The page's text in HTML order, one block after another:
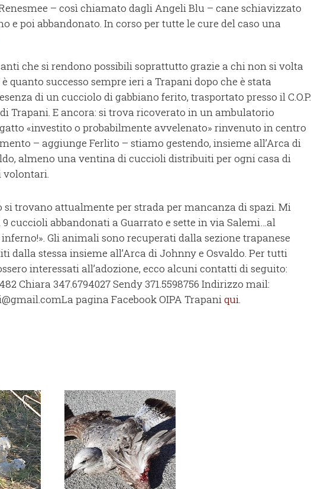
– così chiamato dagli Angeli Blu – cane schiavizzato
e poi abbandonato. In corso per tutte le cure del caso una
che si rendono possibili soprattutto grazie a chi non si volta
quanto successo sempre ieri a Trapani dopo che è stata
di un cucciolo di gabbiano ferito, trasportato presso il C.O.P.
Trapani. E ancora: si trova ricoverato in un ambulatorio
«investito o probabilmente avvelenato» rinvenuto in centro
– aggiunge Ferlito – stiamo gestendo, insieme all’Arca di
almeno una ventina di cuccioli distribuiti per ogni casa di
volontari.
trovano attualmente per strada per mancanza di spazi. Mi
cuccioli abbandonati a Guarrato e sette in via Salemi…al
Gli animali sono recuperati dalla sezione trapanese
dalla stessa insieme all’Arca di Johnny e Osvaldo. Per tutti
interessati all’adozione, ecco alcuni contatti di seguito:
Chiara 347.6794027 Sendy 371.5598756 Indirizzo mail:
pagina Facebook OIPA Trapaniqui.